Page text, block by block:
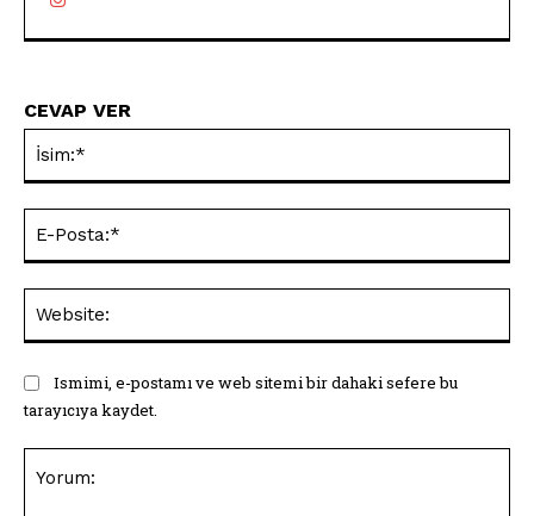
CEVAP VER
Ismimi, e-postamı ve web sitemi bir dahaki sefere bu
tarayıcıya kaydet.